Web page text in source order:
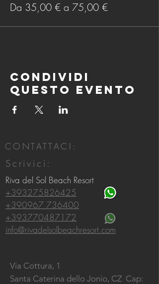
Da 35,00 € a 75,00 €
Condividi
questo evento
CONTATTACI:
Scrivici:
Riva del Sol Beach Resort
+393275826425
+390967 736400
+393770487172
info@rivadelsolbeachresort.com
Via Cottura, 1
Santa Caterina dello Jonio, CZ Cap: